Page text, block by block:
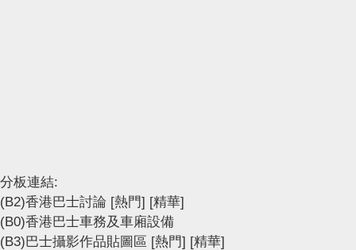
分板連結:
(B2)香港巴士討論 [熱門] [精華]
(B0)香港巴士車務及車廂設備
(B3)巴士攝影作品貼圖區 [熱門] [精華]